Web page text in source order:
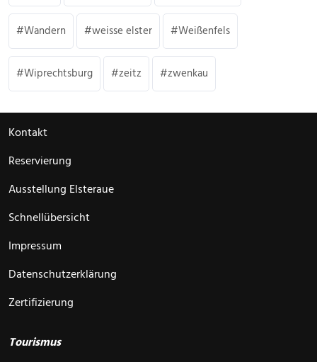
Wandern weisse elster Weißenfels
Wiprechtsburg zeitz zwenkau
Kontakt
Reservierung
Ausstellung Elsteraue
Schnellübersicht
Impressum
Datenschutzerklärung
Zertifizierung
Tourismus